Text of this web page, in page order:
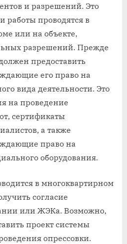
и разрешений. Это
работы проводятся в
или на объекте,
разрешений. Прежде
предоставить
его право на
вида деятельности. Это
на проведение
сертификаты
а также
право на
оборудования.
в многоквартирном
согласие
или ЖЭКа. Возможно,
проект системы
опрессовки.